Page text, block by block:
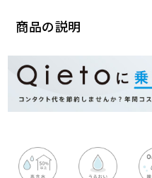
商品の説明